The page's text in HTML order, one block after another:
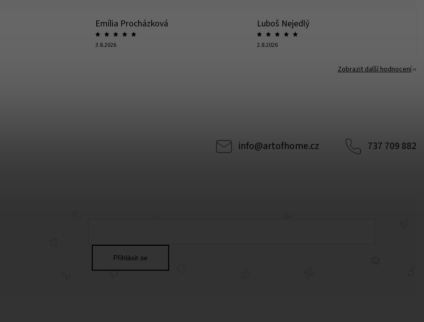
Emília Procházková
3.8.2026
Luboš Nejedlý
2.8.2026
Zobrazit další hodnocení
info@artofhome.cz 737 709 882
Přihlásit se